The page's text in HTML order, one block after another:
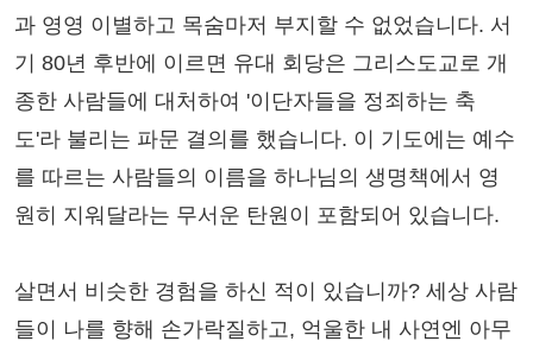
과 영영 이별하고 목숨마저 부지할 수 없었습니다. 서
기 80년 후반에 이르면 유대 회당은 그리스도교로 개
종한 사람들에 대처하여 '이단자들을 정죄하는 축
도'라 불리는 파문 결의를 했습니다. 이 기도에는 예수
를 따르는 사람들의 이름을 하나님의 생명책에서 영
원히 지워달라는 무서운 탄원이 포함되어 있습니다.
살면서 비슷한 경험을 하신 적이 있습니까? 세상 사람
들이 나를 향해 손가락질하고, 억울한 내 사연엔 아무